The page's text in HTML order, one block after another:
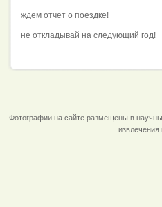
ждем отчет о поездке!
не откладывай на следующий год!
Фотографии на сайте размещены в